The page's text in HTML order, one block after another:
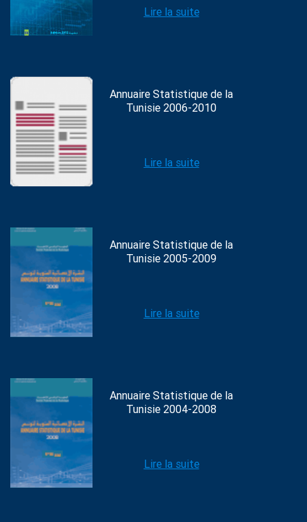
Lire la suite
Annuaire Statistique de la
Tunisie 2006-2010
Lire la suite
Annuaire Statistique de la
Tunisie 2005-2009
Lire la suite
Annuaire Statistique de la
Tunisie 2004-2008
Lire la suite